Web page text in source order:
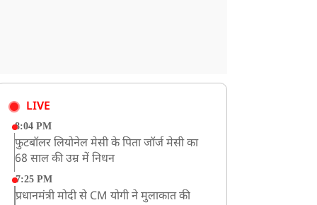
LIVE
8:04 PM
फुटबॉलर लियोनेल मेसी के पिता जॉर्ज मेसी का
68 साल की उम्र में निधन
7:25 PM
प्रधानमंत्री मोदी से CM योगी ने मुलाकात की